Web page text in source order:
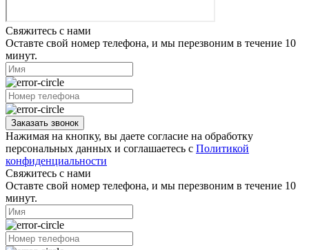
Свяжитесь с нами
Оставте свой номер телефона, и мы перезвоним в течение 10
минут.
Заказать звонок
Нажимая на кнопку, вы даете согласие на обработку
персональных данных и соглашаетесь с Политикой
конфиденциальности
Свяжитесь с нами
Оставте свой номер телефона, и мы перезвоним в течение 10
минут.